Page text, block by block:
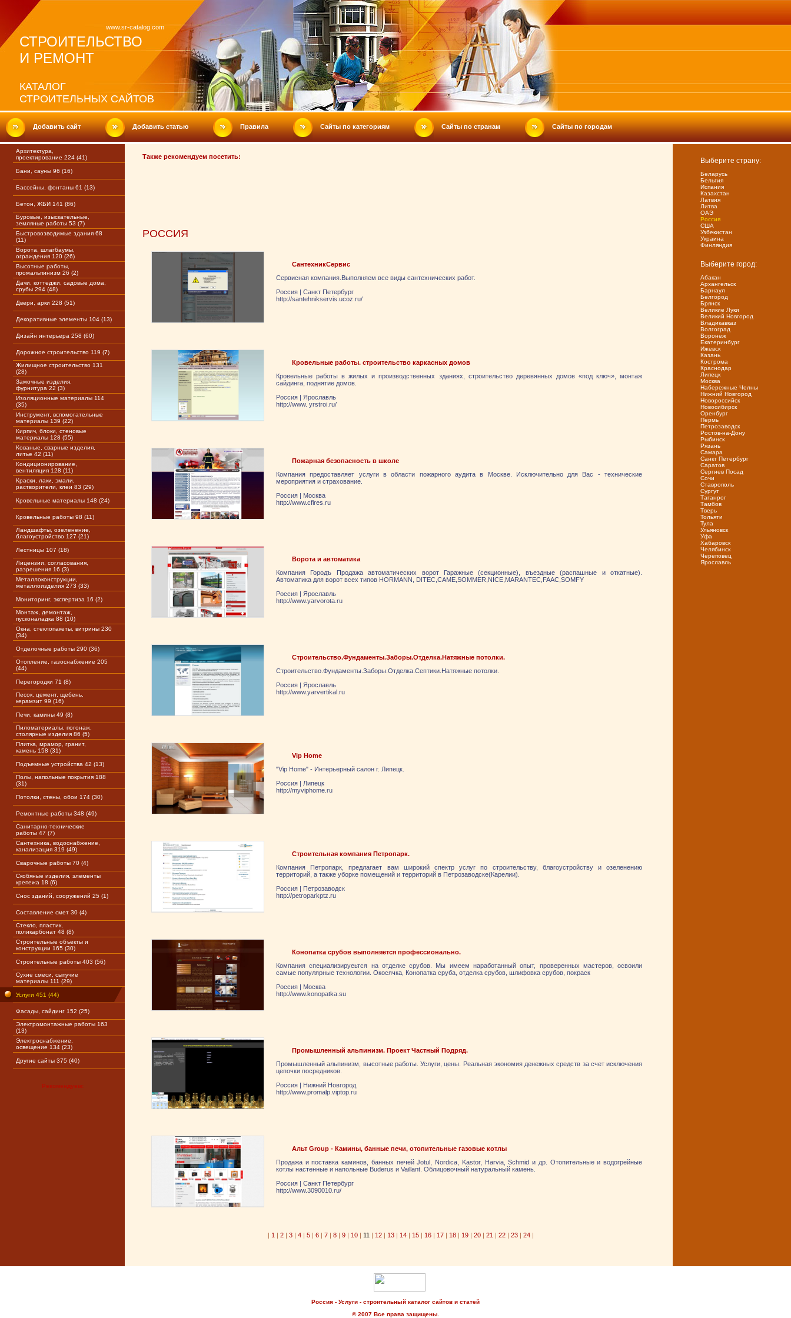
www.sr-catalog.com
СТРОИТЕЛЬСТВО
И РЕМОНТ
КАТАЛОГ
СТРОИТЕЛЬНЫХ САЙТОВ
Добавить сайт Добавить статью Правила Сайты по категориям Сайты по странам Сайты по городам
Архитектура,
проектирование 224 (41)
Бани, сауны 96 (16)
Бассейны, фонтаны 61 (13)
Бетон, ЖБИ 141 (86)
Буровые, изыскательные,
земляные работы 53 (7)
Быстровозводимые здания 68
(11)
Ворота, шлагбаумы,
ограждения 120 (26)
Высотные работы,
промальпинизм 26 (2)
Дачи, коттеджи, садовые дома,
срубы 294 (48)
Двери, арки 228 (51)
Декоративные элементы 104 (13)
Дизайн интерьера 258 (60)
Дорожное строительство 119 (7)
Жилищное строительство 131
(28)
Замочные изделия,
фурнитура 22 (3)
Изоляционные материалы 114
(35)
Инструмент, вспомогательные
материалы 139 (22)
Кирпич, блоки, стеновые
материалы 128 (55)
Кованые, сварные изделия,
литье 42 (11)
Кондиционирование,
вентиляция 128 (11)
Краски, лаки, эмали,
растворители, клеи 83 (29)
Кровельные материалы 148 (24)
Кровельные работы 98 (11)
Ландшафты, озеленение,
благоустройство 127 (21)
Лестницы 107 (18)
Лицензии, согласования,
разрешения 16 (3)
Металлоконструкции,
металлоизделия 273 (33)
Мониторинг, экспертиза 16 (2)
Монтаж, демонтаж,
пусконаладка 88 (10)
Окна, стеклопакеты, витрины 230
(34)
Отделочные работы 290 (36)
Отопление, газоснабжение 205
(44)
Перегородки 71 (8)
Песок, цемент, щебень,
керамзит 99 (16)
Печи, камины 49 (8)
Пиломатериалы, погонаж,
столярные изделия 86 (5)
Плитка, мрамор, гранит,
камень 158 (31)
Подъемные устройства 42 (13)
Полы, напольные покрытия 188
(31)
Потолки, стены, обои 174 (30)
Ремонтные работы 348 (49)
Санитарно-технические
работы 47 (7)
Сантехника, водоснабжение,
канализация 319 (49)
Сварочные работы 70 (4)
Скобяные изделия, элементы
крепежа 18 (6)
Снос зданий, сооружений 25 (1)
Составление смет 30 (4)
Стекло, пластик,
поликарбонат 48 (8)
Строительные объекты и
конструкции 165 (30)
Строительные работы 403 (56)
Сухие смеси, сыпучие
материалы 111 (29)
Услуги 451 (44)
Фасады, сайдинг 152 (25)
Электромонтажные работы 163
(13)
Электроснабжение,
освещение 134 (23)
Другие сайты 375 (40)
Рекомендуем:
Также рекомендуем посетить:
РОССИЯ
СантехникСервис
Сервисная компания.Выполняем все виды сантехнических работ.
Россия | Санкт Петербург
http://santehnikservis.ucoz.ru/
Кровельные работы. строительство каркасных домов
Кровельные работы в жилых и производственных зданиях, строительство деревянных домов «под ключ», монтаж
сайдинга, поднятие домов.
Россия | Ярослaвль
http://www. yrstroi.ru/
Пожарная безопасность в школе
Компания предоставляет услуги в области пожарного аудита в Москве. Исключительно для Вас - технические
мероприятия и страхование.
Россия | Москва
http://www.cfires.ru
Ворота и автоматика
Компания Городъ Продажа автоматических ворот Гаражные (секционные), въездные (распашные и откатные).
Автоматика для ворот всех типов HORMANN, DITEC,CAME,SOMMER,NICE,MARANTEC,FAAC,SOMFY
Россия | Ярослaвль
http://www.yarvorota.ru
Строительство.Фундаменты.Заборы.Отделка.Натяжные потолки.
Строительство.Фундаменты.Заборы.Отделка.Септики.Натяжные потолки.
Россия | Ярослaвль
http://www.yarvertikal.ru
Vip Home
"Vip Home" - Интерьерный салон г. Липецк.
Россия | Липецк
http://myviphome.ru
Строительная компания Петропарк.
Компания Петропарк, предлагает вам широкий спектр услуг по строительству, благоустройству и озеленению
территорий, а также уборке помещений и территорий в Петрозаводске(Карелии).
Россия | Петрозаводск
http://petroparkptz.ru
Конопатка срубов выполняется профессионально.
Компания специализируеьтся на отделке срубов. Мы имеем наработанный опыт, проверенных мастеров, освоили
самые популярные технологии. Окосячка, Конопатка сруба, отделка срубов, шлифовка срубов, покраск
Россия | Москва
http://www.konopatka.su
Промышленный альпинизм. Проект Частный Подряд.
Промышленный альпинизм, высотные работы. Услуги, цены. Реальная экономия денежных средств за счет исключения
цепочки посредников.
Россия | Нижний Новгород
http://www.promalp.viptop.ru
Альт Group - Камины, банные печи, отопительные газовые котлы
Продажа и поставка каминов, банных печей Jotul, Nordica, Kastor, Harvia, Schmid и др. Отопительные и водогрейные
котлы настенные и напольные Buderus и Vaillant. Облицовочный натуральный камень.
Россия | Санкт Петербург
http://www.3090010.ru/
| 1 | 2 | 3 | 4 | 5 | 6 | 7 | 8 | 9 | 10 | 11 | 12 | 13 | 14 | 15 | 16 | 17 | 18 | 19 | 20 | 21 | 22 | 23 | 24 |
Выберите страну:
Беларусь
Бельгия
Испания
Казахстан
Латвия
Литва
ОАЭ
Россия
США
Узбекистан
Украина
Финляндия
Выберите город:
Абакан
Архангельск
Барнаул
Белгород
Брянск
Великие Луки
Великий Новгород
Владикавказ
Волгоград
Воронеж
Екатеринбург
Ижевск
Казань
Кострома
Краснодар
Липецк
Москва
Набережные Челны
Нижний Новгород
Новороссийск
Новосибирск
Оренбург
Пермь
Петрозаводск
Ростов-на-Дону
Рыбинск
Рязань
Самара
Санкт Петербург
Саратов
Сергиев Посад
Сочи
Ставрополь
Сургут
Таганрог
Тамбов
Тверь
Тольяти
Тула
Ульяновск
Уфа
Хабаровск
Челябинск
Череповец
Ярослaвль
Россия - Услуги - строительный каталог сайтов и статей
© 2007 Все права защищены.